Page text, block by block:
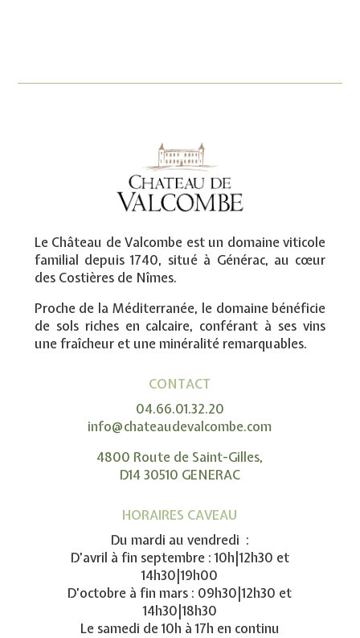
Le Château de Valcombe est un domaine viticole
familial depuis 1740, situé à Générac, au cœur
des Costières de Nîmes.
Proche de la Méditerranée, le domaine bénéficie
de sols riches en calcaire, conférant à ses vins
une fraîcheur et une minéralité remarquables.
CONTACT
04.66.01.32.20
info@chateaudevalcombe.com
4800 Route de Saint-Gilles,
D14 30510 GENERAC
HORAIRES CAVEAU
Du mardi au vendredi :
D’avril à fin septembre : 10h|12h30 et
14h30|19h00
D’octobre à fin mars : 09h30|12h30 et
14h30|18h30
Le samedi de 10h à 17h en continu